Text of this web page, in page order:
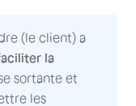
(le client) a
la
sortante et
les